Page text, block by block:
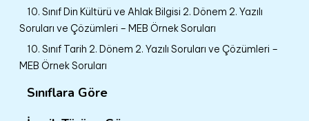
10. Sınıf Din Kültürü ve Ahlak Bilgisi 2. Dönem 2. Yazılı
Soruları ve Çözümleri – MEB Örnek Soruları
10. Sınıf Tarih 2. Dönem 2. Yazılı Soruları ve Çözümleri –
MEB Örnek Soruları
Sınıflara Göre